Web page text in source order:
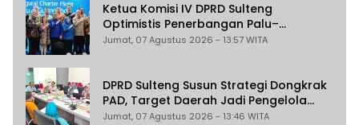
Ketua Komisi IV DPRD Sulteng
Optimistis Penerbangan Palu–
Guangzhou Dongkrak Ekspor dan
Jumat, 07 Agustus 2026 - 13:57 WITA
DPRD Sulteng Susun Strategi Dongkrak
PAD, Target Daerah Jadi Pengelola
Sekaligus Penghasil
Jumat, 07 Agustus 2026 - 13:46 WITA